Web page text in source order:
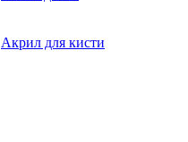
Акрил для кисти